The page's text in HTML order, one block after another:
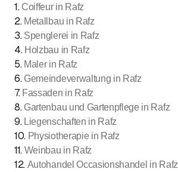
1. Coiffeur in Rafz
2. Metallbau in Rafz
3. Spenglerei in Rafz
4. Holzbau in Rafz
5. Maler in Rafz
6. Gemeindeverwaltung in Rafz
7. Fassaden in Rafz
8. Gartenbau und Gartenpflege in Rafz
9. Liegenschaften in Rafz
10. Physiotherapie in Rafz
11. Weinbau in Rafz
12. Autohandel Occasionshandel in Rafz